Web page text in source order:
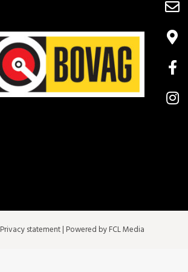
Privacy statement| Powered by FCL Media